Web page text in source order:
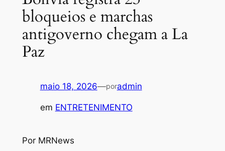
bloqueios e marchas
antigoverno chegam a La
Paz
maio 18, 2026—poradmin
em ENTRETENIMENTO
Por MRNews